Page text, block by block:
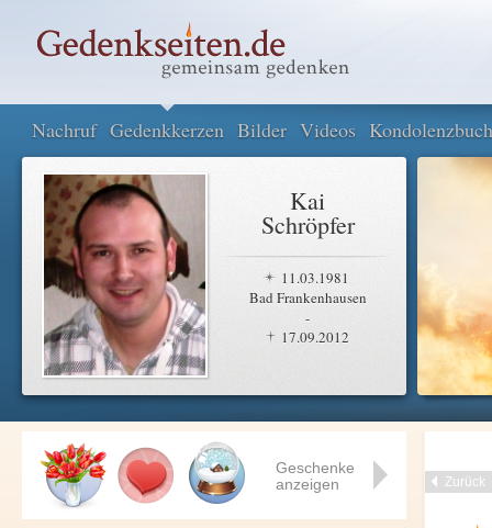
Nachruf Gedenkkerzen Bilder Videos Kondolenzbuch
Kai
Schröpfer
11.03.1981
Bad Frankenhausen
-
17.09.2012
Zurück
Geschenke
anzeigen